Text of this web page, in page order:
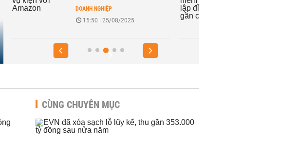
DOANH NGHIỆP -
15:50 | 25/08/2025
CÙNG CHUYÊN MỤC